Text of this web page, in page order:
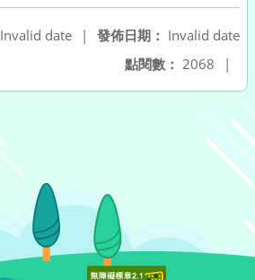
發佈日期： Invalid date
Invalid date
|
點閱數： 2068 |